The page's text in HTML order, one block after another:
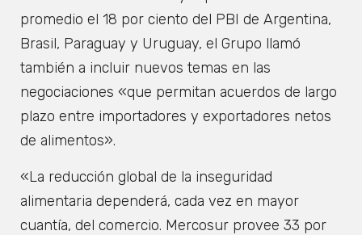
promedio el 18 por ciento del PBI de Argentina,
Brasil, Paraguay y Uruguay, el Grupo llamó
también a incluir nuevos temas en las
negociaciones «que permitan acuerdos de largo
plazo entre importadores y exportadores netos
de alimentos».
«La reducción global de la inseguridad
alimentaria dependerá, cada vez en mayor
cuantía, del comercio. Mercosur provee 33 por